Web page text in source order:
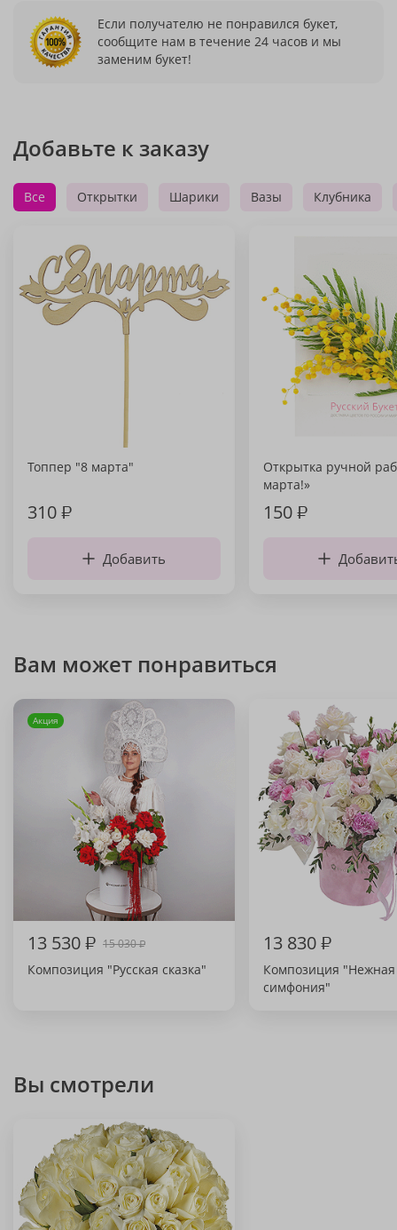
Если получателю не понравился букет,
сообщите нам в течение 24 часов и мы
заменим букет!
Добавьте к заказу
Все Открытки Шарики Вазы Клубника
Топпер "8 марта"
310₽
Добавить
Открытка ручной
марта!»
150₽
Вам может понравиться
Акция
13 530₽ 15 030₽
Композиция "Русская сказка"
13 830₽
Композиция "Нежная
симфония"
Вы смотрели